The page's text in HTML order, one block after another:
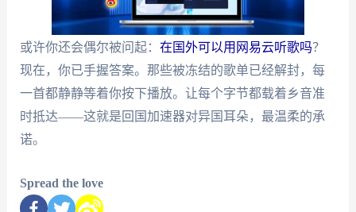
或许你还会偶尔被问起： 在国外可以用网易云听歌吗？
现在，你已手握答案。那些被冻结的歌单已经解封，每
一首都静静等着你按下播放。让每个字节都载着乡音准
时抵达——这就是回国加速器对异国耳朵，最温柔的承
诺。
Spread the love